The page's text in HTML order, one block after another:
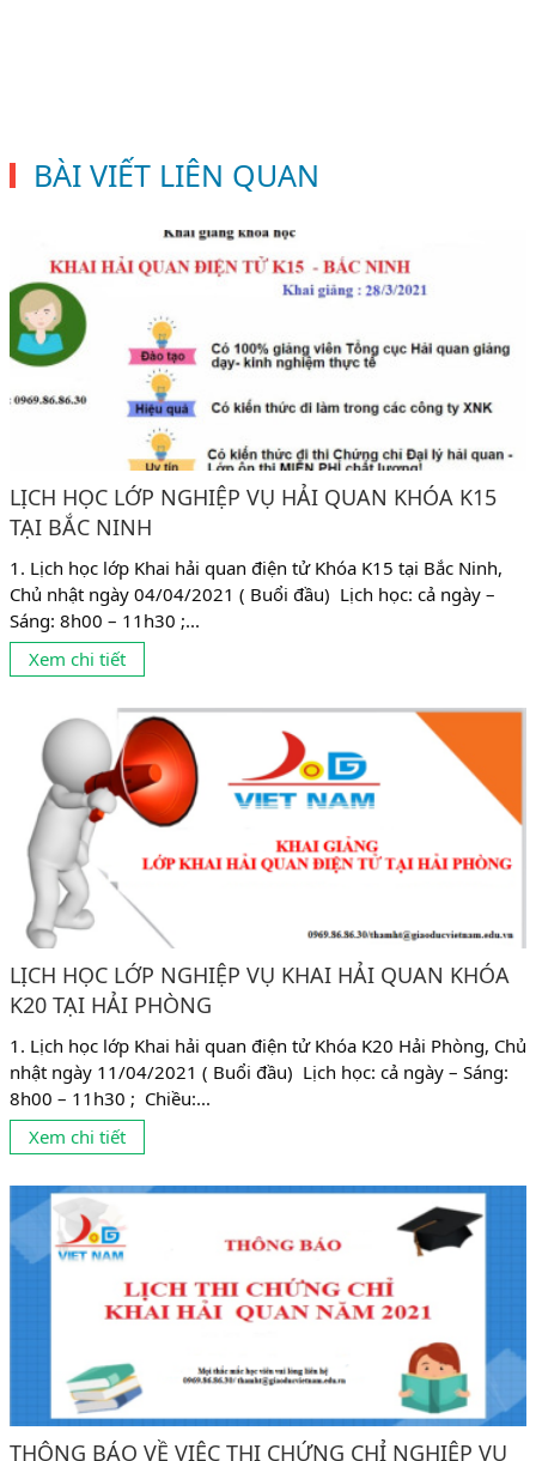
BÀI VIẾT LIÊN QUAN
LỊCH HỌC LỚP NGHIỆP VỤ HẢI QUAN KHÓA K15
TẠI BẮC NINH
1. Lịch học lớp Khai hải quan điện tử Khóa K15 tại Bắc Ninh,
Chủ nhật ngày 04/04/2021 ( Buổi đầu) Lịch học: cả ngày –
Sáng: 8h00 – 11h30 ;...
Xem chi tiết
LỊCH HỌC LỚP NGHIỆP VỤ KHAI HẢI QUAN KHÓA
K20 TẠI HẢI PHÒNG
1. Lịch học lớp Khai hải quan điện tử Khóa K20 Hải Phòng, Chủ
nhật ngày 11/04/2021 ( Buổi đầu) Lịch học: cả ngày – Sáng:
8h00 – 11h30 ; Chiều:...
Xem chi tiết
THÔNG BÁO VỀ VIỆC THI CHỨNG CHỈ NGHIỆP VỤ